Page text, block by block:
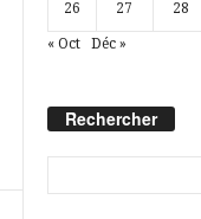
26 27 28
« Oct Déc »
Rechercher